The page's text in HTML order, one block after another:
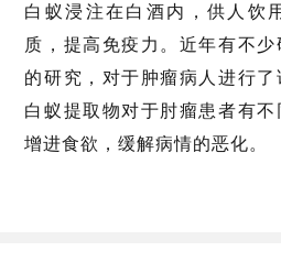
白蚁浸注在白酒内，供人饮
质，提高免疫力。近年有不
的研究，对于肿瘤病人进行
白蚁提取物对于肘瘤患者有不
增进食欲，缓解病情的恶化。